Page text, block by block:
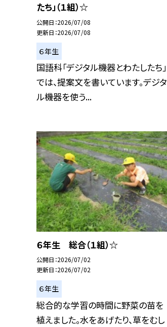
たち」（１組）☆
公開日 2026/07/08
更新日 2026/07/08
６年生
国語科「デジタル機器とわたしたち」
では、提案文を書いています。デジタ
ル機器を使う...
６年生 総合（１組）☆
公開日 2026/07/02
更新日 2026/07/02
６年生
総合的な学習の時間に野菜の苗を
植えました。水をあげたり、草をむし